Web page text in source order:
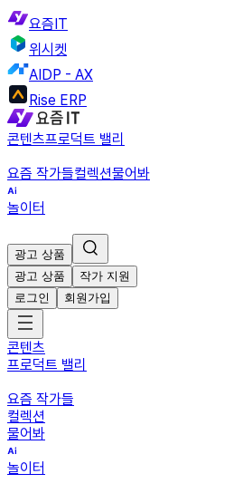
요즘IT
위시켓
AIDP - AX
Rise ERP
콘텐츠프로덕트 밸리
요즘 작가들컬렉션물어봐
놀이터
광고 상품
광고 상품
작가 지원
로그인
회원가입
콘텐츠
프로덕트 밸리
요즘 작가들
컬렉션
물어봐
놀이터